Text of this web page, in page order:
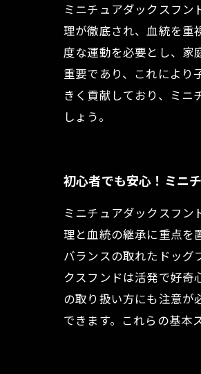
ミニチュアダックスフン
理が徹底され、血統を重
度な運動を必要とし、家
重要であり、これにより
きく貢献しており、ミニ
しょう。
初心者でも安心！ミニ
ミニチュアダックスフン
理と血統の継承に重点を
バランスの取れたドッグ
クスフンドは活発で好奇
の取り扱い方にも注意が
できます。これらの基本